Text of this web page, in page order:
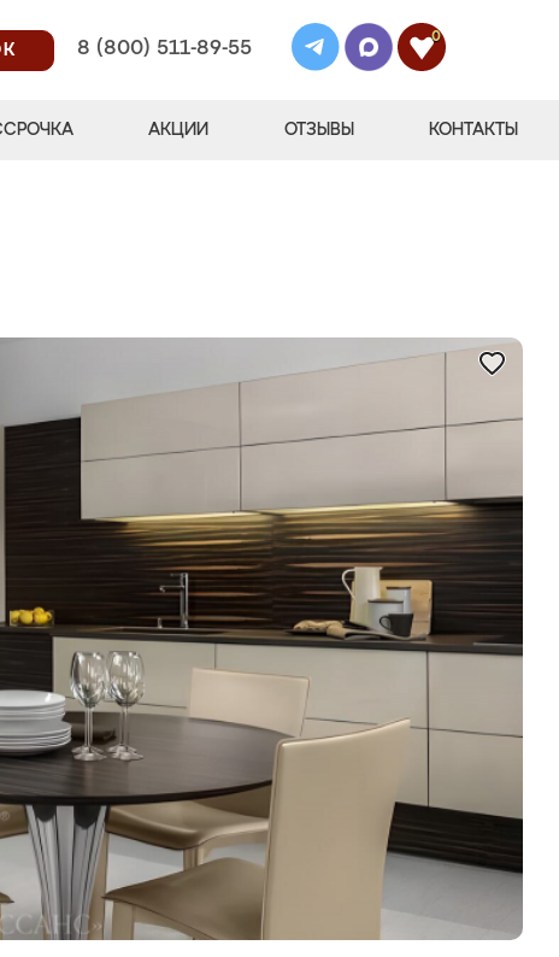
8 (800) 511-89-55
0
АКЦИИ ОТЗЫВЫ КОНТАКТЫ